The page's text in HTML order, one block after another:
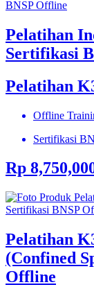
Pelatihan
Sertifikasi
Pelatihan
Offline
Sertifikasi
Rp
Pelatihan
(Confined
Offline